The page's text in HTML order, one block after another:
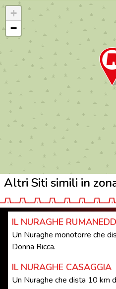
+
−
Altri Siti simili in
IL NURAGHE
Un Nuraghe monotorre che
Donna Ricca.
IL NURAGHE CASAGGIA
Un Nuraghe che dista 10 km